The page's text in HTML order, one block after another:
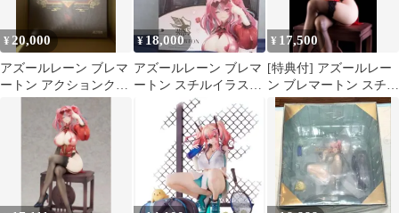
¥20,000
アズールレーン ブレマ
ートン アクションクル
ーズVer. 1/7 フィギュア
¥ 18,000
アズールレーン ブレマ
ートン スチルイラスト
ver フィギュア 1/7
¥ 17,500
[特典付] アズールレー
ン ブレマートン スチル
イラストVer.1/7フィギ
ュア